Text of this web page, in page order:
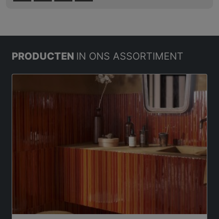
PRODUCTEN IN ONS ASSORTIMENT